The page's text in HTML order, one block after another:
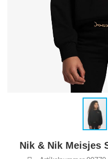
Nik & Nik Meisjes